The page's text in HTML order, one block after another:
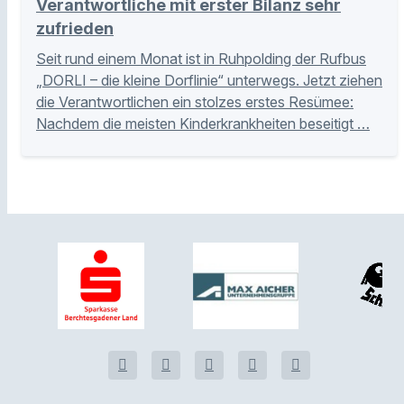
Verantwortliche mit erster Bilanz sehr
zufrieden
Seit rund einem Monat ist in Ruhpolding der Rufbus
„DORLI – die kleine Dorflinie“ unterwegs. Jetzt ziehen
die Verantwortlichen ein stolzes erstes Resümee:
Nachdem die meisten Kinderkrankheiten beseitigt …